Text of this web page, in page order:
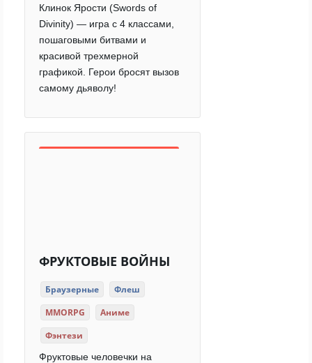
Клинок Ярости (Swords of
Divinity) — игра с 4 классами,
пошаговыми битвами и
красивой трехмерной
графикой. Герои бросят вызов
самому дьяволу!
ФРУКТОВЫЕ ВОЙНЫ
Браузерные
Флеш
MMORPG
Аниме
Фэнтези
Фруктовые человечки на